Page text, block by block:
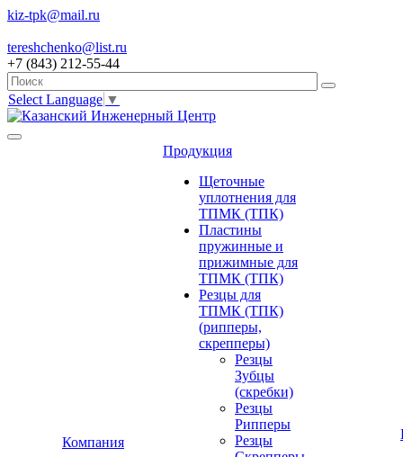
kiz-tpk@mail.ru
tereshchenko@list.ru
+7 (843) 212-55-44
Select Language ▼
Компания
Продукция
Щеточные
уплотнения для
ТПМК (ТПК)
Пластины
пружинные и
прижимные для
ТПМК (ТПК)
Резцы для
ТПМК (ТПК)
(рипперы,
скрепперы)
Резцы
Зубцы
(скребки)
Резцы
Рипперы
Резцы